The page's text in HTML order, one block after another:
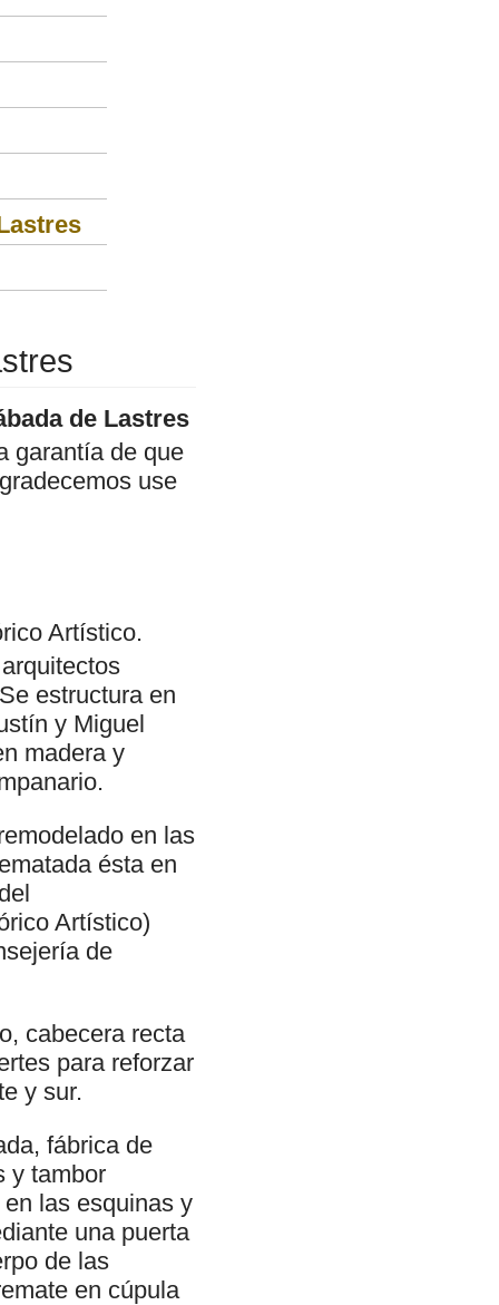
de Lastres
garantía de que
use
Artístico.
estructura en
y Miguel
madera y
en las
ésta en
Artístico)
de
cabecera recta
para reforzar
y sur.
fábrica de
y tambor
las esquinas y
una puerta
de las
en cúpula